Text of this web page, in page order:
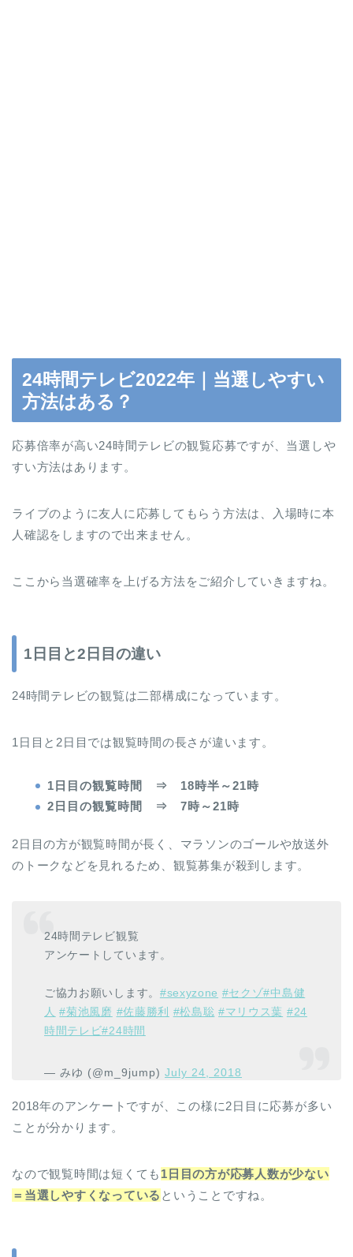
24時間テレビ2022年｜当選しやすい
方法はある？
応募倍率が高い24時間テレビの観覧応募ですが、当選しや
すい方法はあります。
ライブのように友人に応募してもらう方法は、入場時に本
人確認をしますので出来ません。
ここから当選確率を上げる方法をご紹介していきますね。
1日目と2日目の違い
24時間テレビの観覧は二部構成になっています。
1日目と2日目では観覧時間の長さが違います。
1日目の観覧時間 ⇒ 18時半～21時
2日目の観覧時間 ⇒ 7時～21時
2日目の方が観覧時間が長く、マラソンのゴールや放送外
のトークなどを見れるため、観覧募集が殺到します。
24時間テレビ観覧
アンケートしています。
ご協力お願いします。 #sexyzone #セクゾ#中島健
人 #菊池風磨 #佐藤勝利 #松島聡 #マリウス葉 #24
時間テレビ#24時間
— みゆ (@m_9jump)July 24, 2018
2018年のアンケートですが、この様に2日目に応募が多い
ことが分かります。
なので観覧時間は短くても 1日目の方が応募人数が少ない
＝当選しやすくなっている ということですね。